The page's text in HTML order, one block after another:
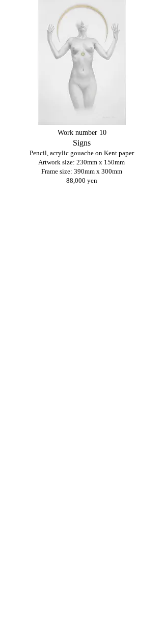
Work number 10
Signs
Pencil, acrylic gouache on Kent paper
Artwork size: 230mm x 150mm
Frame size: 390mm x 300mm
88,000 yen